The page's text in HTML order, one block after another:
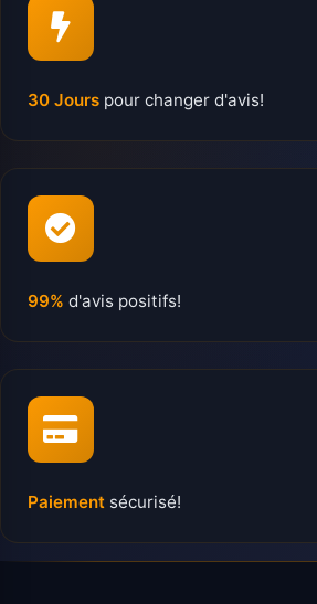
30 Jours pour changer d'avis!
99% d'avis positifs!
Paiement sécurisé!